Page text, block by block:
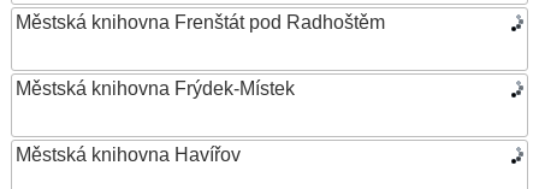
Městská knihovna Frenštát pod Radhoštěm
Městská knihovna Frýdek-Místek
Městská knihovna Havířov